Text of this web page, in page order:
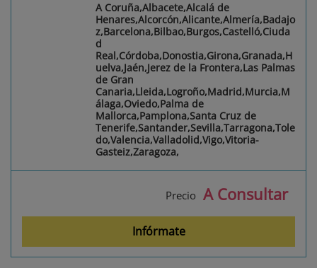
A Coruña,Albacete,Alcalá de
Henares,Alcorcón,Alicante,Almería,Badajo
z,Barcelona,Bilbao,Burgos,Castelló,Ciuda
d
Real,Córdoba,Donostia,Girona,Granada,H
uelva,Jaén,Jerez de la Frontera,Las Palmas
de Gran
Canaria,Lleida,Logroño,Madrid,Murcia,M
álaga,Oviedo,Palma de
Mallorca,Pamplona,Santa Cruz de
Tenerife,Santander,Sevilla,Tarragona,Tole
do,Valencia,Valladolid,Vigo,Vitoria-
Gasteiz,Zaragoza,
Precio A Consultar
Infórmate